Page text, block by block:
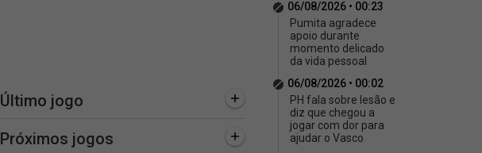
Último jogo
Próximos jogos
06/08/2026 • 00:23
Pumita agradece
apoio durante
momento delicado
da vida pessoal
06/08/2026 • 00:02
PH fala sobre lesão e
diz que chegou a
jogar com dor para
ajudar o Vasco